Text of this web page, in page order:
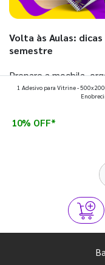
Volta às Aulas:
semestre
Prepare a mochila,
que fazem toda
1 Adesivo para Vitrine -
10% OFF*